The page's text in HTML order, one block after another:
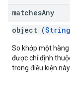
matchesAny
object (
So khớp một
được chỉ định
trong điều kiện này.